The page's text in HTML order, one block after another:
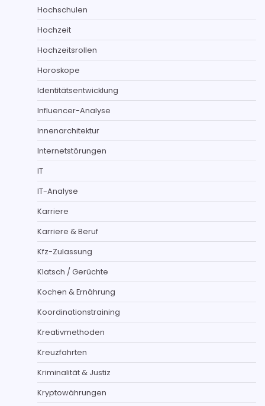
Hochschulen
Hochzeit
Hochzeitsrollen
Horoskope
Identitätsentwicklung
Influencer-Analyse
Innenarchitektur
Internetstörungen
IT
IT-Analyse
Karriere
Karriere & Beruf
Kfz-Zulassung
Klatsch / Gerüchte
Kochen & Ernährung
Koordinationstraining
Kreativmethoden
Kreuzfahrten
Kriminalität & Justiz
Kryptowährungen